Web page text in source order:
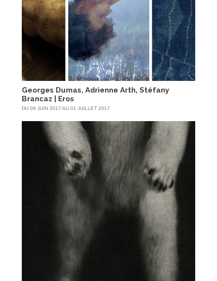
Georges Dumas, Adrienne Arth, Stéfany
Brancaz | Eros
DU 09 JUIN 2017 AU 01 JUILLET 2017